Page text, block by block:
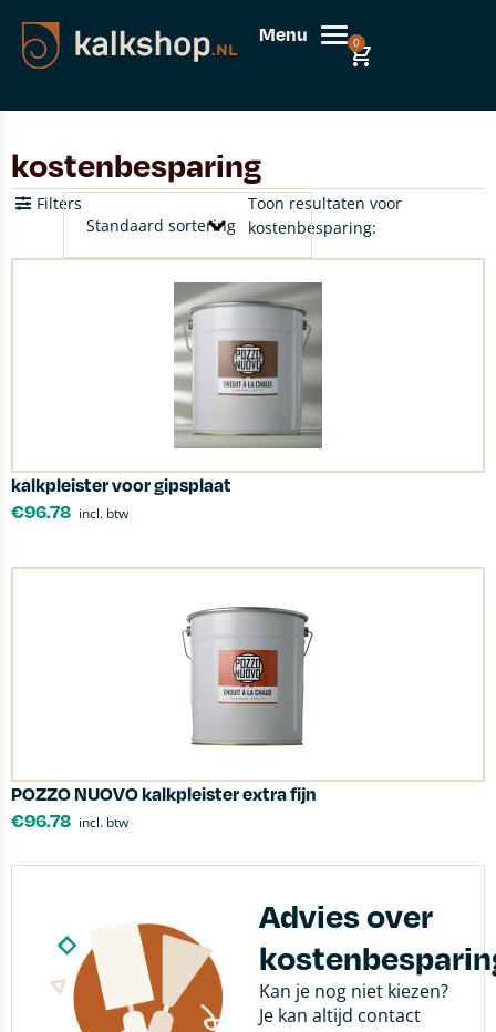
Menu 0
kostenbesparing
Toon resultaten voor
kostenbesparing:
Filters
kalkpleister voor gipsplaat
€96.78 incl. btw
POZZO NUOVO kalkpleister extra fijn
€96.78 incl. btw
Advies over
Kan je nog niet kiezen?
Je kan altijd contact